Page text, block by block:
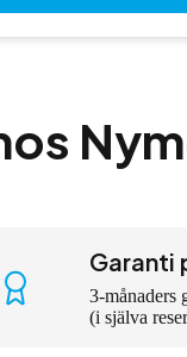
Garanti
3-månaders
(i själva